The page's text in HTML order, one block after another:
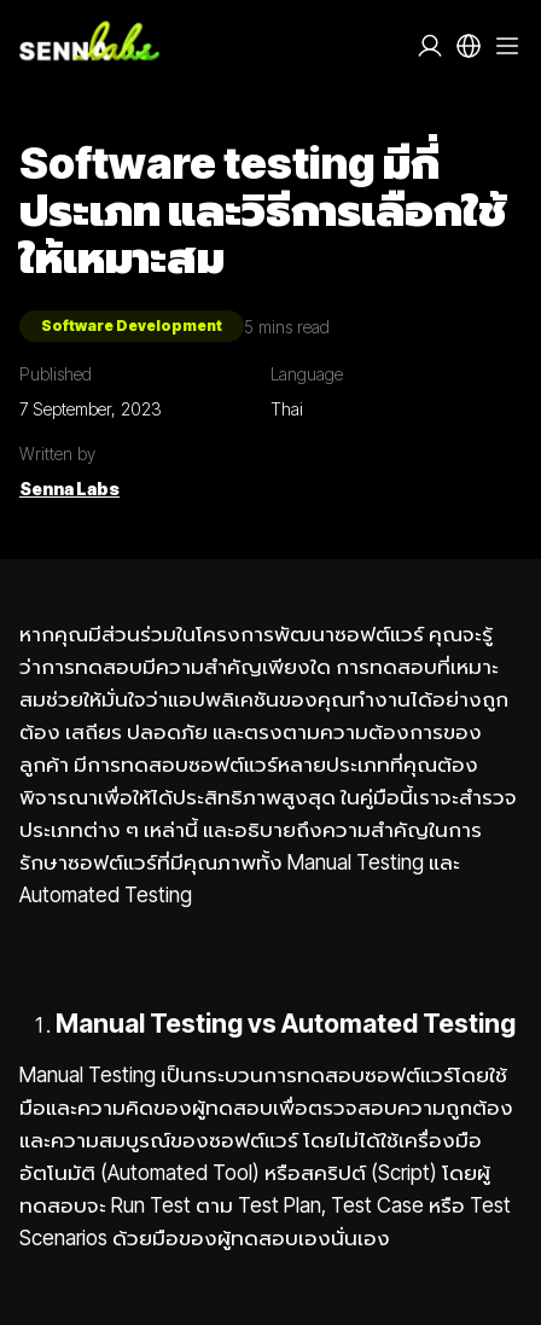
Software testing มีกี่
ประเภท และวิธีการเลือกใช้
ให้เหมาะสม
Software Development 5 mins read
Published
7 September, 2023
Language
Thai
Written by
Senna Labs
หากคุณมีส่วนร่วมในโครงการพัฒนาซอฟต์แวร์ คุณจะรู้
ว่าการทดสอบมีความสำคัญเพียงใด การทดสอบที่เหมาะ
สมช่วยให้มั่นใจว่าแอปพลิเคชันของคุณทำงานได้อย่างถูก
ต้อง เสถียร ปลอดภัย และตรงตามความต้องการของ
ลูกค้า มีการทดสอบซอฟต์แวร์หลายประเภทที่คุณต้อง
พิจารณาเพื่อให้ได้ประสิทธิภาพสูงสุด ในคู่มือนี้เราจะสำรวจ
ประเภทต่าง ๆ เหล่านี้ และอธิบายถึงความสำคัญในการ
รักษาซอฟต์แวร์ที่มีคุณภาพทั้ง Manual Testing และ
Automated Testing
Manual Testing vs Automated Testing
Manual Testing เป็นกระบวนการทดสอบซอฟต์แวร์โดยใช้
มือและความคิดของผู้ทดสอบเพื่อตรวจสอบความถูกต้อง
และความสมบูรณ์ของซอฟต์แวร์ โดยไม่ได้ใช้เครื่องมือ
อัตโนมัติ (Automated Tool) หรือสคริปต์ (Script) โดยผู้
ทดสอบจะ Run Test ตาม Test Plan, Test Case หรือ Test
Scenarios ด้วยมือของผู้ทดสอบเองนั่นเอง